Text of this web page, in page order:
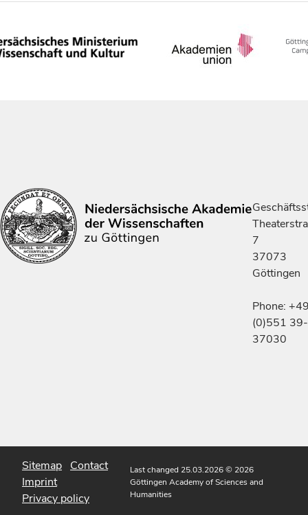
7
37073
Göttingen
Phone:
(0)551 39-
37030
Sitemap Contact
Imprint
Privacy policy
Last changed 25.03.2026© 2026
Göttingen Academy of Sciences and
Humanities